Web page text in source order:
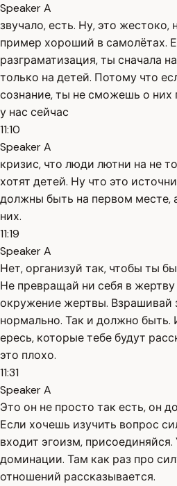
Speaker A
звучало, есть. Ну, это
пример хороший в самолётах.
разграматизация, ты сначала
только на детей. Потому что
сознание, ты не сможешь о них
у нас сейчас
11:10
Speaker A
кризис, что люди лютни на не
хотят детей. Ну что это
должны быть на первом месте,
них.
11:19
Speaker A
Нет, организуй так, чтобы ты
Не превращай ни себя в
окружение жертвы. Взрашивай
нормально. Так и должно быть.
ересь, которые тебе будут
это плохо.
11:31
Speaker A
Это он не просто так есть, он
Если хочешь изучить вопрос
входит эгоизм,
доминации. Там как раз про
отношений рассказывается.